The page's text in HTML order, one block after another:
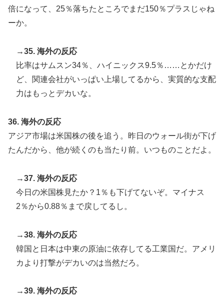
倍になって、25％落ちたところでまだ150％プラスじゃね
ーか。
→35. 海外の反応
比率はサムスン34％、ハイニックス9.5％……とかだけ
ど、関連会社がいっぱい上場してるから、実質的な支配
力はもっとデカいな。
36. 海外の反応
アジア市場は米国株の後を追う。昨日のウォール街が下げ
たんだから、他が続くのも当たり前。いつものことだよ。
→37. 海外の反応
今日の米国株見たか？1％も下げてないぞ。マイナス
2％から0.88％まで戻してるし。
→38. 海外の反応
韓国と日本は中東の原油に依存してる工業国だ。アメリ
カより打撃がデカいのは当然だろ。
→39. 海外の反応